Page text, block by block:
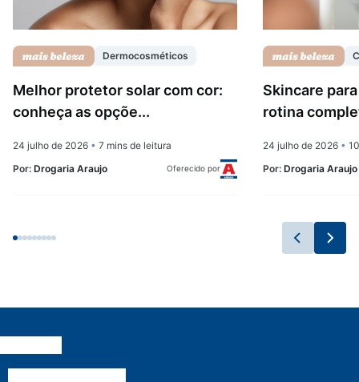
Dermocosméticos
Melhor protetor solar com cor:
conheça as opçõe...
24 julho de 2026 • 7 mins de leitura
Por: Drogaria Araujo Oferecido por
Skincare
rotina
24 julho de 2026 •
Por: Drogaria Araujo